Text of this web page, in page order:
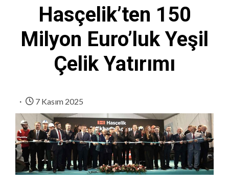
Hasçelik’ten 150
Milyon Euro’luk Yeşil
Çelik Yatırımı
7 Kasım 2025